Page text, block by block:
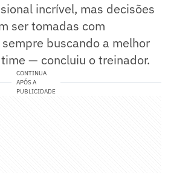
incrível, mas decisões
ser tomadas com
buscando a melhor
— concluiu o treinador.
CONTINUA
APÓS A
PUBLICIDADE